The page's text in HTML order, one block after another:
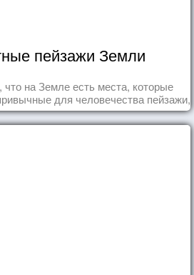
пейзажи Земли
на Земле есть места, которые
для человечества пейзажи,
и вовсе инопланетными!